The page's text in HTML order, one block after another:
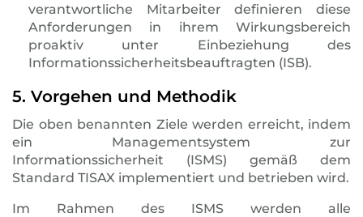
verantwortliche Mitarbeiter definieren diese
Anforderungen in ihrem Wirkungsbereich
proaktiv unter Einbeziehung des
Informationssicherheitsbeauftragten (ISB).
5. Vorgehen und Methodik
Die oben benannten Ziele werden erreicht, indem
ein Managementsystem zur
Informationssicherheit (ISMS) gemäß dem
Standard TISAX implementiert und betrieben wird.
Im Rahmen des ISMS werden alle